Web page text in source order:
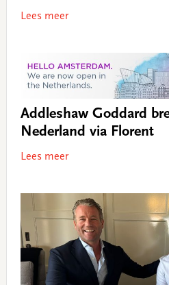
Lees meer
Addleshaw Goddard
Nederland via Florent
Lees meer